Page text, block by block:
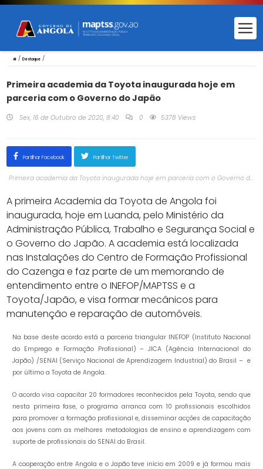
/ Destaque/
Primeira academia da Toyota inaugurada hoje em
parceria com o Governo do Japão
Sex, 16 de Outubro de 2020, 8:40 0 5378 Views
Partilhar Facebook Partilhar Twitter
Primeira academia da Toyota inaugurada hoje em parceria com o Governo do
A primeira Academia da Toyota de Angola foi
inaugurada, hoje em Luanda, pelo Ministério da
Administração Pública, Trabalho e Segurança Social e
o Governo do Japão. A academia está localizada
nas Instalações do Centro de Formação Profissional
do Cazenga e faz parte de um memorando de
entendimento entre o INEFOP/MAPTSS e a
Toyota/Japão, e visa formar mecânicos para
manutenção e reparação de automóveis.
Na base deste acordo está a parceria triangular INEFOP (Instituto Nacional
do Emprego e Formação Profissional) – JICA (Agência Internacional do
Japão) /SENAI (Serviço Nacional de Aprendizagem Industrial) do Brasil – e
por último a Toyota de Angola.
O acordo visa capacitar 20 formadores reconhecidos pela Toyota, sendo que
nesta primeira fase, o programa arranca com 10 profissionais escolhidos
para promover a formação profissional e, disseminar acções de capacitação
aos jovens com as melhores metodologias de ensino e aprendizagem com
suporte de profissionais do SENAI do Brasil.
A cooperação entre Angola e o Japão teve início em 2009 e já formou mais